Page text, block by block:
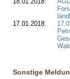
17.01.2018:
Sonstige